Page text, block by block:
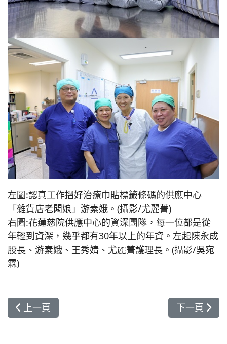
左圖:認真工作摺好治療巾貼標籤條碼的供應中心
「雜貨店老闆娘」游素娥。(攝影/尤麗菁)
右圖:花蓮慈院供應中心的資深團隊，每一位都是從
年輕到資深，幾乎都有30年以上的年資。左起陳永成
股長、游素娥、王秀婧、尤麗菁護理長。(攝影/吳宛
霖)
上一篇文章: 醫法互助健康同行 花蓮慈院與地方法
上一頁 下一篇文章
下一頁